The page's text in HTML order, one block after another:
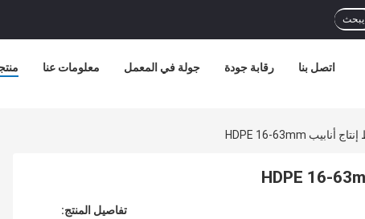
يبحث
معلومات عنا جولة في المعمل رقابة جودة اتصل بنا
تفاصيل المنتج: